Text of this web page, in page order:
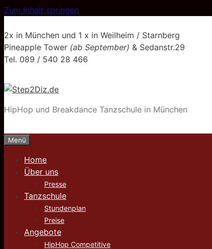
Zum Inhalt springen
2x in München und 1 x in Weilheim / Starnberg
Pineapple Tower (ab September) & Sedanstr.29
Tel. 089 / 540 28 466
HipHop und Breakdance Tanzschule in München
Menü
Home
Über uns
Presse
Tanzschule
Stundenplan
Preise
Angebote
HipHop Competitive